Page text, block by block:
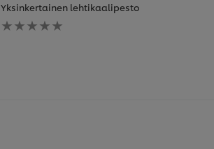
Yksinkertainen lehtikaalipesto
Ei
arvioita